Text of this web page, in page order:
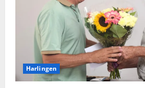
Harlingen